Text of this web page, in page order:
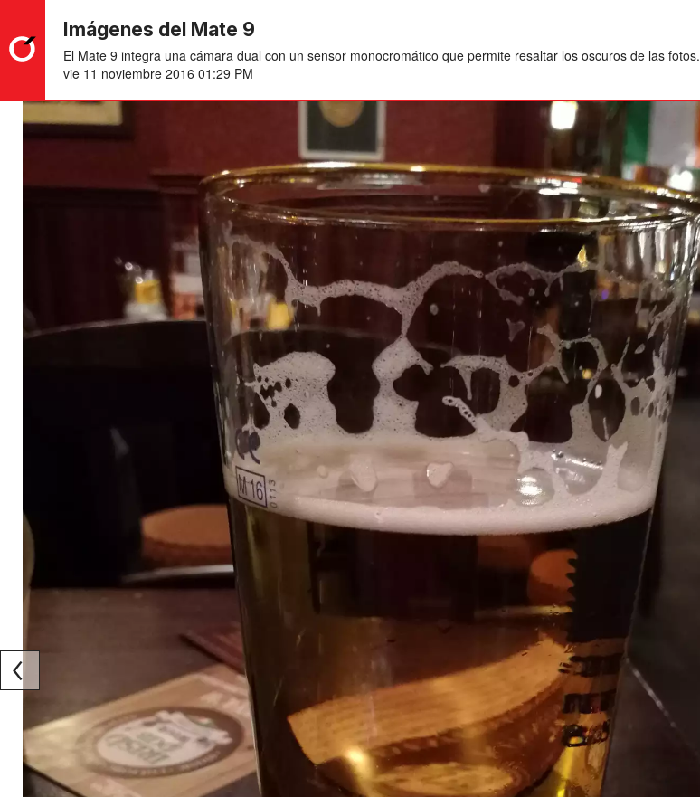
Imágenes del Mate 9
El Mate 9 integra una cámara dual con un sensor monocromático que permite resaltar los oscuros de las fotos.
vie 11 noviembre 2016 01:29 PM